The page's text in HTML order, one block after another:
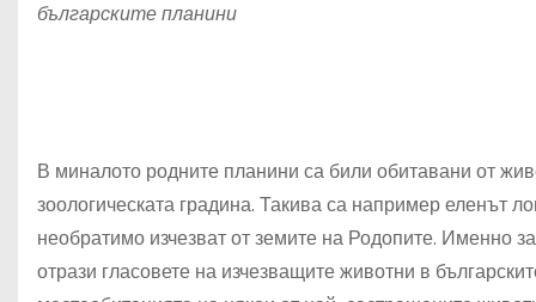
българските планини
В миналото родните планини са били обитавани от
зоологическата градина. Такива са например еленът
необратимо изчезват от земите на Родопите. Именно
отрази гласовете на изчезващите животни в